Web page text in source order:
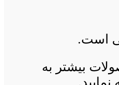
است.
بیشتر به